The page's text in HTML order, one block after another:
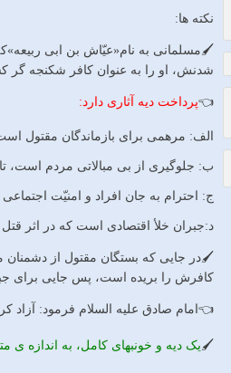
نکته ها:
🖌مسلمانی به نام«عیّاش بن ابی
شدنش، او را به عنوان کافر شکنجه گر
👈پرداخت دیه آثاری دارد:
الف: مرهمی برای بازماندگان مقتول
ب: جلوگیری از بی مبالاتی مردم است، تا
ج: احترام به جان افراد و امنیّت
د:جبران خلأ اقتصادی است که در اثر
🖌در جایی که بستگان مقتول از دشمنان
کافرش را بریده است، پس جایی برای
👈امام صادق علیه السلام فرمود: آزاد
🖌یک دیه و خونبهای کامل، به اندازه